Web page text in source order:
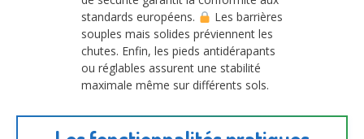
standards européens.
Les barrières
souples mais solides préviennent les
chutes. Enfin, les pieds antidérapants
ou réglables assurent une stabilité
maximale même sur différents sols.